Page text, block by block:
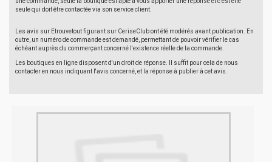
seule qui doit être contactée via son service client.
Les avis sur Etrouvetout figurant sur CeriseClub ont été modérés avant publication. En
outre, un numéro de commande est demandé, permettant de pouvoir vérifier le cas
échéant auprès du commerçant concerné l'existence réelle de la commande.
Les boutiques en ligne disposent d'un droit de réponse. Il suffit pour cela de nous
contacter en nous indiquant l'avis concerné, et la réponse à publier à cet avis.